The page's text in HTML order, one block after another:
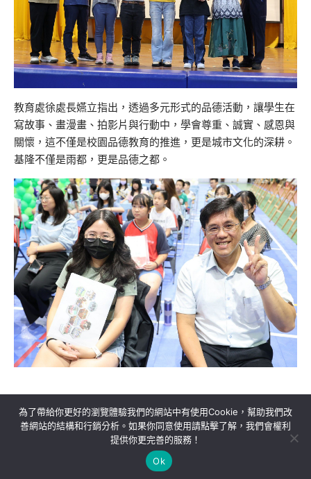
教育處徐處長嬿立指出，透過多元形式的品德活動，讓學生在
寫故事、畫漫畫、拍影片與行動中，學會尊重、誠實、感恩與
關懷，這不僅是校園品德教育的推進，更是城市文化的深耕。
基隆不僅是雨都，更是品德之都。
關於我們 隱私權政策 聯絡我們
Copyright©MORE News
為了帶給你更好的瀏覽體驗我們的網站中有使用Cookie，幫助我們改
善網站的結構和行銷分析。如果你同意使用請點擊了解，我們會權利
提供你更完善的服務！
Ok